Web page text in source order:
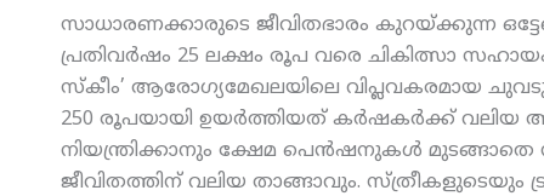
സാധാരണക്കാരുടെ ജീവിതഭാരം കുറയ്ക്കുന്ന
പ്രതിവര്‍ഷം 25 ലക്ഷം രൂപ വരെ ചികിത്സാ
സ്‌കീം’ ആരോഗ്യമേഖലയിലെ വിപ്ലവകരമായ
250 രൂപയായി ഉയര്‍ത്തിയത് കര്‍ഷകര്‍ക്ക് വലിയ
നിയന്ത്രിക്കാനും ക്ഷേമ പെന്‍ഷനുകള്‍
ജീവിതത്തിന് വലിയ താങ്ങാവും.